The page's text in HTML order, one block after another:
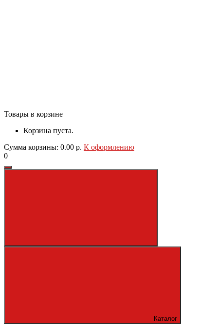
Товары в корзине
Корзина пуста.
Сумма корзины: 0.00 р. К оформлению
0
Каталог